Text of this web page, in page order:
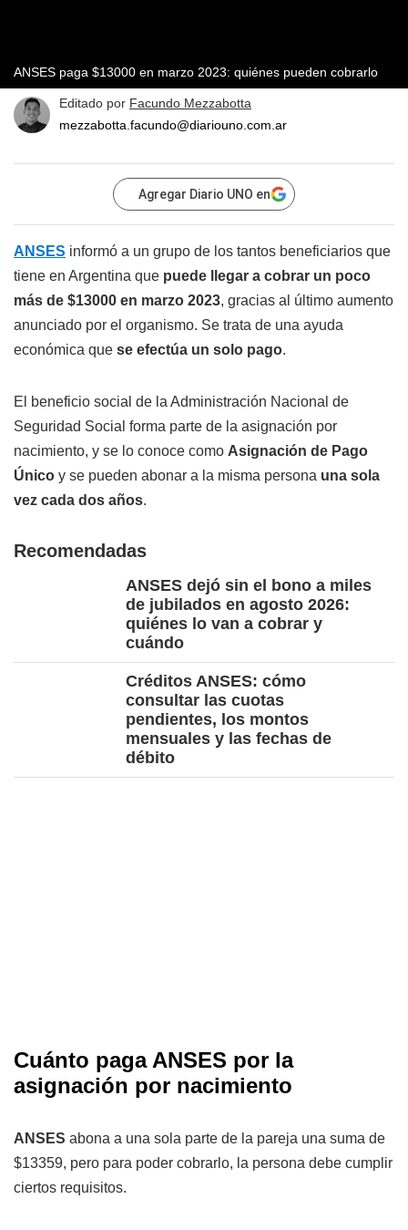
ANSES paga $13000 en marzo 2023: quiénes pueden cobrarlo
Editado por Facundo Mezzabotta
mezzabotta.facundo@diariouno.com.ar
Agregar Diario UNO en
ANSES informó a un grupo de los tantos beneficiarios que
tiene en Argentina que puede llegar a cobrar un poco
más de $13000 en marzo 2023, gracias al último aumento
anunciado por el organismo. Se trata de una ayuda
económica que se efectúa un solo pago.
El beneficio social de la Administración Nacional de
Seguridad Social forma parte de la asignación por
nacimiento, y se lo conoce como Asignación de Pago
Único y se pueden abonar a la misma persona una sola
vez cada dos años.
Recomendadas
ANSES dejó sin el bono a miles
de jubilados en agosto 2026:
quiénes lo van a cobrar y
cuándo
Créditos ANSES: cómo
consultar las cuotas
pendientes, los montos
mensuales y las fechas de
débito
Cuánto paga ANSES por la
asignación por nacimiento
ANSES abona a una sola parte de la pareja una suma de
$13359, pero para poder cobrarlo, la persona debe cumplir
ciertos requisitos.